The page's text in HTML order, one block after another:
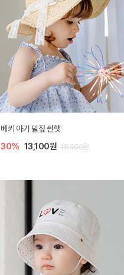
베키 아기 밀짚 썬햇
30% 13,100원 18,600원